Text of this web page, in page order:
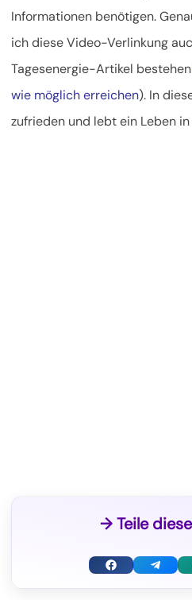
Informationen benötigen.
ich diese Video-Verlinkung
Tagesenergie-Artikel
wie möglich erreichen). In
zufrieden und lebt ein Leben
→ Teile
F
T